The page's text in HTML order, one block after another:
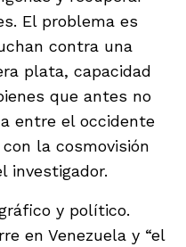
El problema es
contra una
plata, capacidad
que antes no
entre el occidente
la cosmovisión
investigador.
y político.
en Venezuela y “el